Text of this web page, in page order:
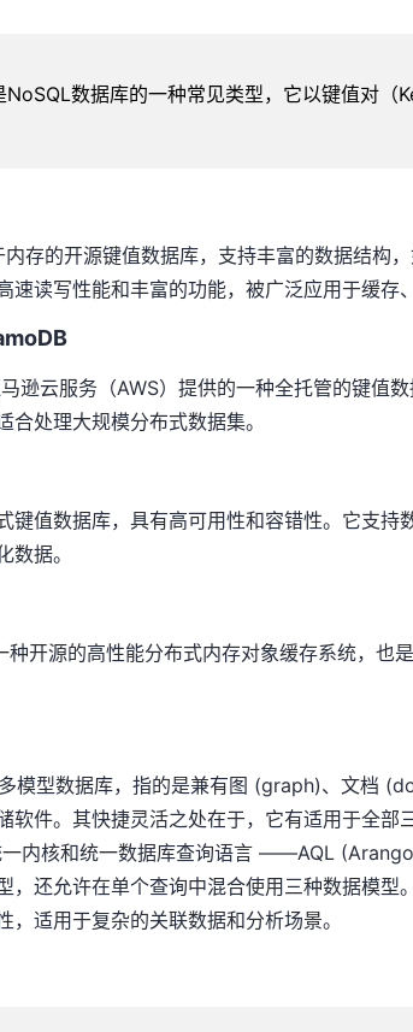
NoSQL数据库的一种常见类型，它以键值对（
存的开源键值数据库，支持丰富的数据结构
速读写性能和丰富的功能，被广泛应用于缓存
逊云服务（AWS）提供的一种全托管的键值
合处理大规模分布式数据集。
键值数据库，具有高可用性和容错性。它支持
数据。
开源的高性能分布式内存对象缓存系统，也
模型数据库，指的是兼有图 (graph)、文档
软件。其快捷灵活之处在于，它有适用于全部
内核和统一数据库查询语言 ——AQL
，还允许在单个查询中混合使用三种数据模
，适用于复杂的关联数据和分析场景。